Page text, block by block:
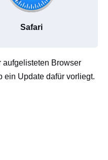
Safari
aufgelisteten Browser
ein Update dafür vorliegt.